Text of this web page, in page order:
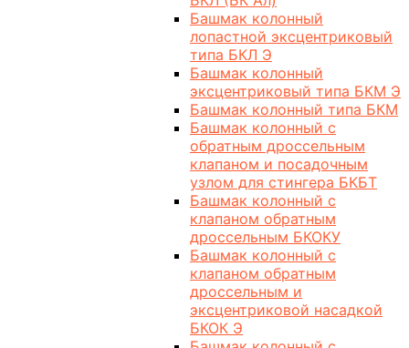
Башмак колонный
лопастной эксцентриковый
типа БКЛ Э
Башмак колонный
эксцентриковый типа БКМ Э
Башмак колонный типа БКМ
Башмак колонный с
обратным дроссельным
клапаном и посадочным
узлом для стингера БКБТ
Башмак колонный с
клапаном обратным
дроссельным БКОКУ
Башмак колонный с
клапаном обратным
дроссельным и
эксцентриковой насадкой
БКОК Э